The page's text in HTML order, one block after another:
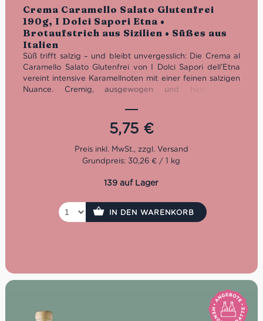
Crema Caramello Salato Glutenfrei
190g, I Dolci Sapori Etna •
Brotaufstrich aus Sizilien • Süßes aus
Italien
Bewertet
Süß trifft salzig – und bleibt unvergesslich: Die Crema al
Caramello Salato Glutenfrei von I Dolci Sapori dell’Etna
vereint intensive Karamellnoten mit einer feinen salzigen
Nuance. Cremig, ausgewogen und handwerklich
Dessertzutat oder zum Verfeinern von Eis, Gebäck und
süßen Momenten mit italienischem Charakter.
5,75 €
Grundpreis: 30,26 € / 1 kg
139 auf Lager
IN DEN WARENKORB